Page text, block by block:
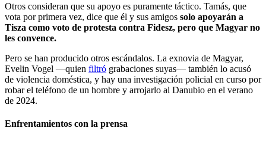
Otros consideran que su apoyo es puramente táctico. Tamás, que
vota por primera vez, dice que él y sus amigos solo apoyarán a
Tisza como voto de protesta contra Fidesz, pero que Magyar no
les convence.
Pero se han producido otros escándalos. La exnovia de Magyar,
Evelin Vogel —quien filtró grabaciones suyas— también lo acusó
de violencia doméstica, y hay una investigación policial en curso por
robar el teléfono de un hombre y arrojarlo al Danubio en el verano
de 2024.
Enfrentamientos con la prensa